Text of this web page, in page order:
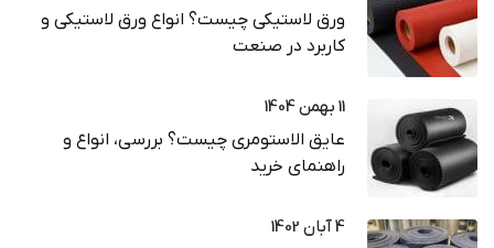
ورق لاستیکی چیست؟ انواع ورق لاستیکی و
کاربرد در صنعت
11 بهمن 1404
عایق الاستومری چیست؟ بررسی، انواع و
راهنمای خرید
4 آبان 1402